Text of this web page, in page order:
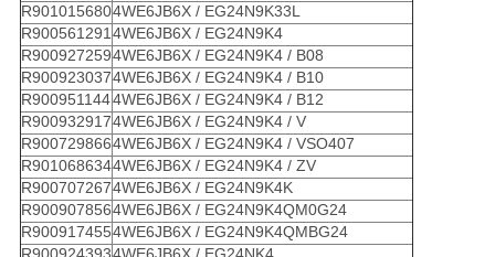
R9010156804WE6JB6X / EG24N9K33L
R9005612914WE6JB6X / EG24N9K4
R9009272594WE6JB6X / EG24N9K4 / B08
R9009230374WE6JB6X / EG24N9K4 / B10
R9009511444WE6JB6X / EG24N9K4 / B12
R9009329174WE6JB6X / EG24N9K4 / V
R9007298664WE6JB6X / EG24N9K4 / VSO407
R9010686344WE6JB6X / EG24N9K4 / ZV
R9007072674WE6JB6X / EG24N9K4K
R9009078564WE6JB6X / EG24N9K4QM0G24
R9009174554WE6JB6X / EG24N9K4QMBG24